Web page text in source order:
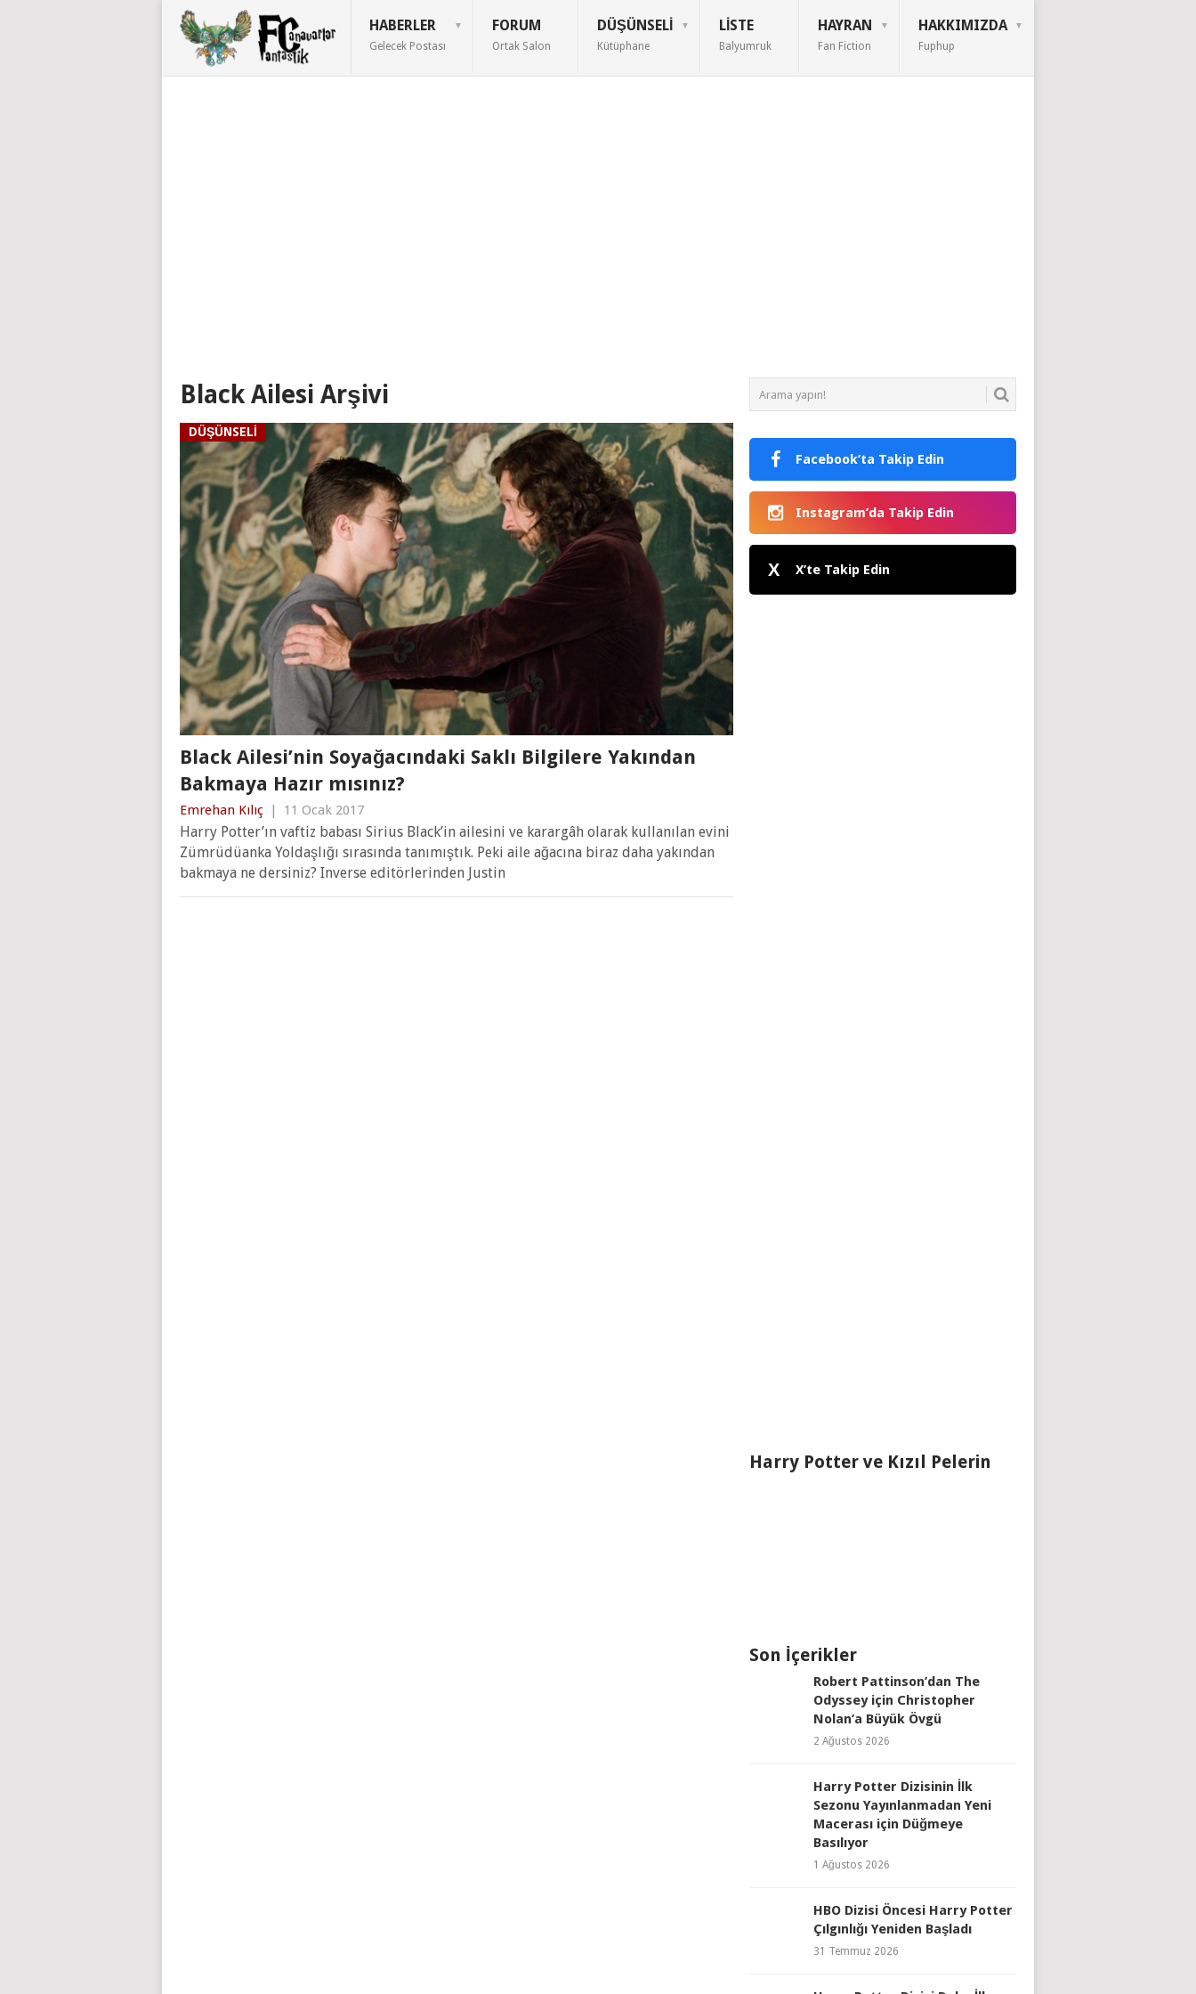
HABERLER
Gelecek Postası
FORUM
Ortak Salon
DÜŞÜNSELI
Kütüphane
LISTE
Balyumruk
HAYRAN
Fan Fiction
HAKKIMIZDA
Fuphup
Black Ailesi Arşivi
DÜŞÜNSELI
Black Ailesi’nin Soyağacındaki Saklı Bilgilere Yakından
Bakmaya Hazır mısınız?
Emrehan Kılıç 11 Ocak 2017
Harry Potter’ın vaftiz babası Sirius Black’in ailesini ve karargâh olarak kullanılan evini
Zümrüdüanka Yoldaşlığı sırasında tanımıştık. Peki aile ağacına biraz daha yakından
bakmaya ne dersiniz? Inverse editörlerinden Justin
Facebook’ta Takip Edin
Instagram’da Takip Edin
X X’te Takip Edin
Harry Potter ve Kızıl Pelerin
Son İçerikler
Robert Pattinson’dan The
Odyssey için Christopher
Nolan’a Büyük Övgü
2 Ağustos 2026
Harry Potter Dizisinin İlk
Sezonu Yayınlanmadan Yeni
Macerası için Düğmeye
Basılıyor
1 Ağustos 2026
HBO Dizisi Öncesi Harry Potter
Çılgınlığı Yeniden Başladı
31 Temmuz 2026